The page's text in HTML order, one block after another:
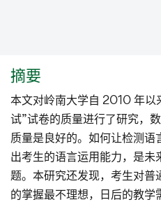
摘要
本文对岭南大学自 2010 年以
试”试卷的质量进行了研究，
质量是良好的。如何让检测
出考生的语言运用能力，是未
题。本研究还发现，考生对
的掌握最不理想，日后的教